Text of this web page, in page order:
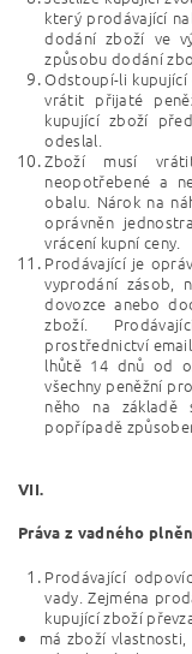
který prodávající
dodání zboží ve
způsobu dodání
Odstoupí-li
vrátit přijaté
kupující zboží
odeslal.
Zboží musí
neopotřebené a
obalu. Nárok na
oprávněn
vrácení kupní ceny.
Prodávající je
vyprodání zásob,
dovozce anebo
zboží.
prostřednictví
lhůtě 14 dnů od
všechny peněžní
něho na základě
popřípadě
VII.
Práva z vadného
Prodávající
vady. Zejména
kupující zboží
má zboží